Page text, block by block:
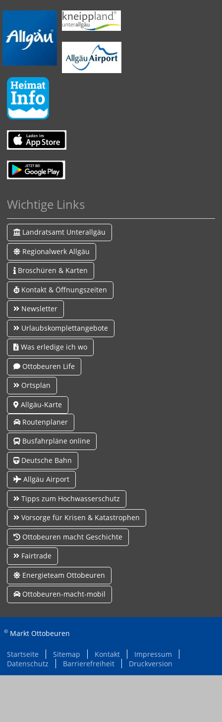
Wichtige Links
Landratsamt Unterallgäu
Regionalwerk Allgäu
Broschüren & Karten
Kontakt & Öffnungszeiten
Newsletter
Urlaubskomplettangebote
Was erledige ich wo
Ottobeuren Life
Ortsplan
Allgäu-Karte
Routenplaner
Busfahrpläne online
Deutsche Bahn
Allgäu Airport
Tipps zum Hochwasserschutz
Vorsorge für Krisen & Katastrophen
Ottobeuren macht Geschichte
Fairtrade
Energieteam Ottobeuren
Ottobeuren-macht-mobil
© Markt Ottobeuren
Startseite Sitemap Kontakt
Impressum
Datenschutz
Barrierefreiheit Druckversion